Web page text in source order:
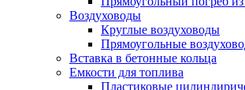
Воздуховоды
Круглые воздуховоды
Прямоугольные
Вставка в бетонные кольца
Емкости для топлива
Пластиковые